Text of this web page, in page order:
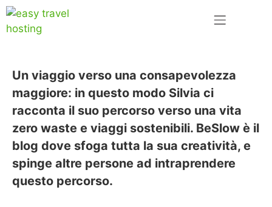
Un viaggio verso una consapevolezza
maggiore: in questo modo Silvia ci
racconta il suo percorso verso una vita
zero waste e viaggi sostenibili. BeSlow è il
blog dove sfoga tutta la sua creatività, e
spinge altre persone ad intraprendere
questo percorso.